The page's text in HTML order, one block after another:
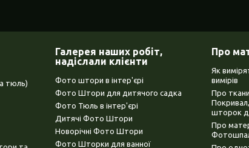
тюль)
Галерея наших робіт,
надіслали клієнти
Фото штори в інтер'єрі
Фото Штори для дитячого садка
Фото Тюль в інтер'єрі
Дитячі Фото Штори
Новорічні Фото Штори
Фото Шторки для ванної
Про
Як
вимірів
Про
шторок
Про